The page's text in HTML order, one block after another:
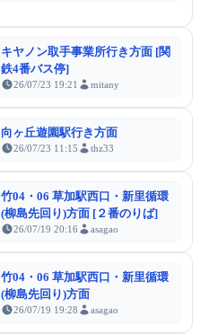
キヤノン取手事業所行き方面 [関
鉄4番バス停]
26/07/23 19:21 mitany
向ヶ丘遊園駅行き方面
26/07/23 11:15 thz33
竹04・06 草加駅西口・新里循環
(柳島先回り)方面 [２番のりば]
26/07/19 20:16 asagao
竹04・06 草加駅西口・新里循環
(柳島先回り)方面
26/07/19 19:28 asagao